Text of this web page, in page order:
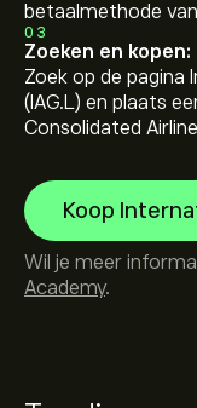
betaalmethode
03
Zoeken en kopen:
Zoek op de pagina
(IAG.L) en plaats
Consolidated
Koop
Wil je meer
Academy.